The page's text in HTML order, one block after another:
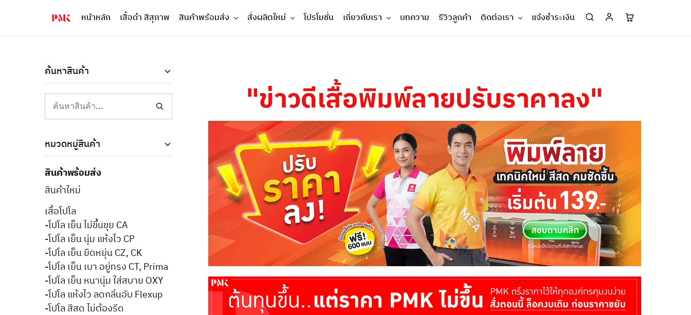
PMK
ผู้
สร้าง
แบรนด์
เสื้อ
โปโล
ยูนิฟอร์ม
พร้อม
โลโก้
ผู้
เสื้อ
บริษัท
มาตรฐาน
ISO9001
และ
อุตสาหกรรม
สี
เขียว
ที่2
หน้าหลัก เสื้อดำ สีสุภาพ สินค้าพร้อมส่ง สั่งผลิตใหม่ โปรโมชั่น เกี่ยวกับเรา บทความ รีวิวลูกค้า ติดต่อเรา แจ้งชำระเงิน
"ข่าวดีเสื้อพิมพ์ลายปรับราคาลง"
ค้นหาสินค้า
หมวดหมู่สินค้า
สินค้าพร้อมส่ง
สินค้าใหม่
เสื้อโปโล
-โปโล เย็น ไม่ขึ้นขุย CA
-โปโล เย็น นุ่ม แห้งไว CP
-โปโล เย็น ยืดหยุ่น CZ, CK
-โปโล เย็น เบา อยู่ทรง CT, Prima
-โปโล เย็น หนานุ่ม ใส่สบาย OXY
-โปโล แห้งไว ลดกลิ่นอับ Flexup
-โปโล สีสด ไม่ต้องรีด